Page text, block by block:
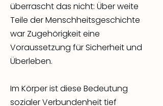
überrascht das nicht: Über weite
Teile der Menschheitsgeschichte
war Zugehörigkeit eine
Voraussetzung für Sicherheit und
Überleben.
Im Körper ist diese Bedeutung
sozialer Verbundenheit tief